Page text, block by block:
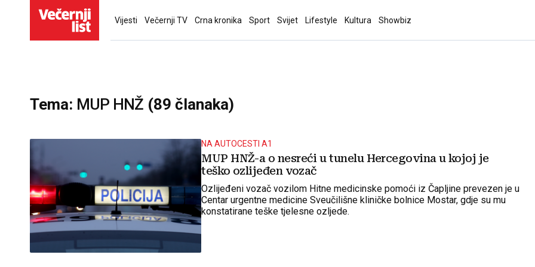
Vijesti Večernji TV Crna kronika Sport Svijet Lifestyle Kultura Showbiz
Tema: MUP HNŽ (89 članaka)
NA AUTOCESTI A1
MUP HNŽ-a o nesreći u tunelu Hercegovina u kojoj je
teško ozlijeđen vozač
Ozlijeđeni vozač vozilom Hitne medicinske pomoći iz Čapljine prevezen je u
Centar urgentne medicine Sveučilišne kliničke bolnice Mostar, gdje su mu
konstatirane teške tjelesne ozljede.